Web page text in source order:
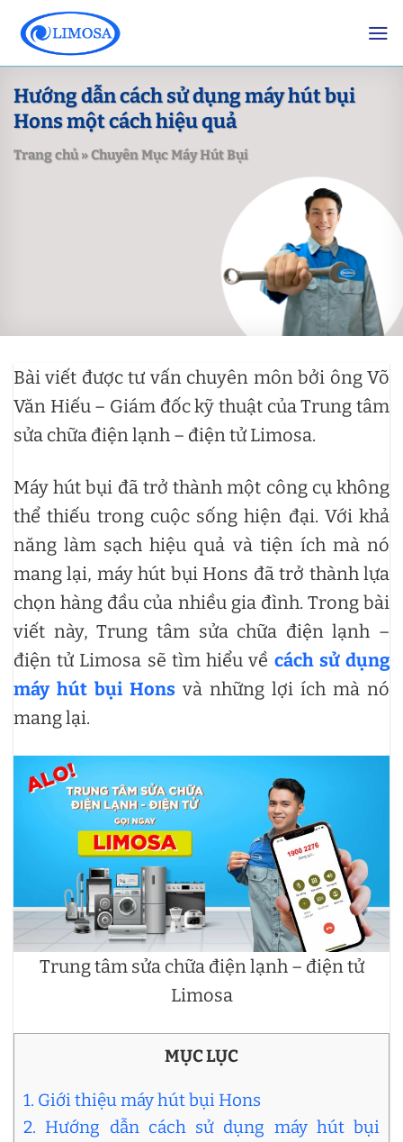
content
Hướng dẫn cách sử dụng máy hút bụi
Hons một cách hiệu quả
Trang chủ»Chuyên Mục Máy Hút Bụi
Bài viết được tư vấn chuyên môn bởi ông Võ
Văn Hiếu – Giám đốc kỹ thuật của Trung tâm
sửa chữa điện lạnh – điện tử Limosa.
Máy hút bụi đã trở thành một công cụ không
thể thiếu trong cuộc sống hiện đại. Với khả
năng làm sạch hiệu quả và tiện ích mà nó
mang lại, máy hút bụi Hons đã trở thành lựa
chọn hàng đầu của nhiều gia đình. Trong bài
viết này, Trung tâm sửa chữa điện lạnh –
điện tử Limosa sẽ tìm hiểu về cách sử dụng
máy hút bụi Hons và những lợi ích mà nó
mang lại.
Trung tâm sửa chữa điện lạnh – điện tử
Limosa
MỤC LỤC
1. Giới thiệu máy hút bụi Hons
2. Hướng dẫn cách sử dụng máy hút bụi